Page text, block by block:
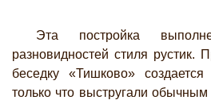
Эта постройка
разновидностей стиля рустик.
беседку «Тишково»
только что выстругали